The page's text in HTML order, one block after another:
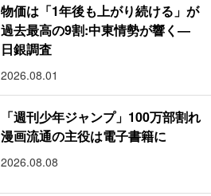
物価は「1年後も上がり続ける」が
過去最高の9割:中東情勢が響く―
日銀調査
2026.08.01
「週刊少年ジャンプ」100万部割れ
漫画流通の主役は電子書籍に
2026.08.08